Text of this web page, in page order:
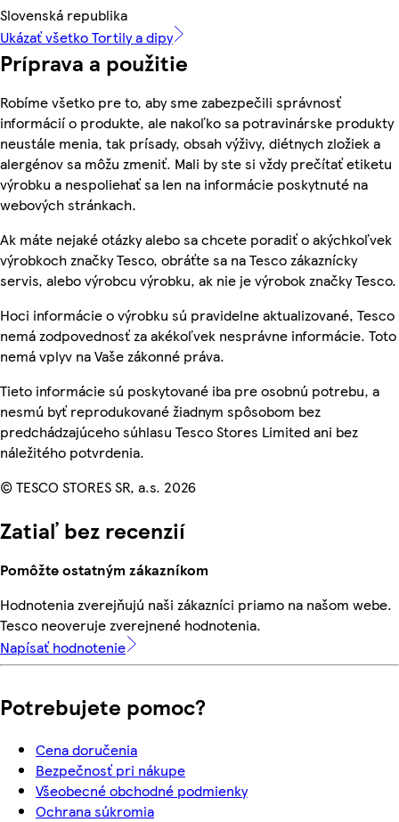
Slovenská republika
Ukázať všetko Tortily a dipy
Príprava a použitie
Robíme všetko pre to, aby sme zabezpečili správnosť
informácií o produkte, ale nakoľko sa potravinárske produkty
neustále menia, tak prísady, obsah výživy, diétnych zložiek a
alergénov sa môžu zmeniť. Mali by ste si vždy prečítať etiketu
výrobku a nespoliehať sa len na informácie poskytnuté na
webových stránkach.
Ak máte nejaké otázky alebo sa chcete poradiť o akýchkoľvek
výrobkoch značky Tesco, obráťte sa na Tesco zákaznícky
servis, alebo výrobcu výrobku, ak nie je výrobok značky Tesco.
Hoci informácie o výrobku sú pravidelne aktualizované, Tesco
nemá zodpovednosť za akékoľvek nesprávne informácie. Toto
nemá vplyv na Vaše zákonné práva.
Tieto informácie sú poskytované iba pre osobnú potrebu, a
nesmú byť reprodukované žiadnym spôsobom bez
predchádzajúceho súhlasu Tesco Stores Limited ani bez
náležitého potvrdenia.
© TESCO STORES SR, a.s. 2026
Zatiaľ bez recenzií
Pomôžte ostatným zákazníkom
Hodnotenia zverejňujú naši zákazníci priamo na našom webe.
Tesco neoveruje zverejnené hodnotenia.
Napísať hodnotenie
Potrebujete pomoc?
Cena doručenia
Bezpečnosť pri nákupe
Všeobecné obchodné podmienky
Ochrana súkromia